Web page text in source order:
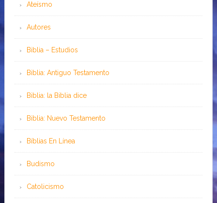
Ateísmo
Autores
Biblia – Estudios
Biblia: Antiguo Testamento
Biblia: la Biblia dice
Biblia: Nuevo Testamento
Bíblias En Línea
Budismo
Catolicismo